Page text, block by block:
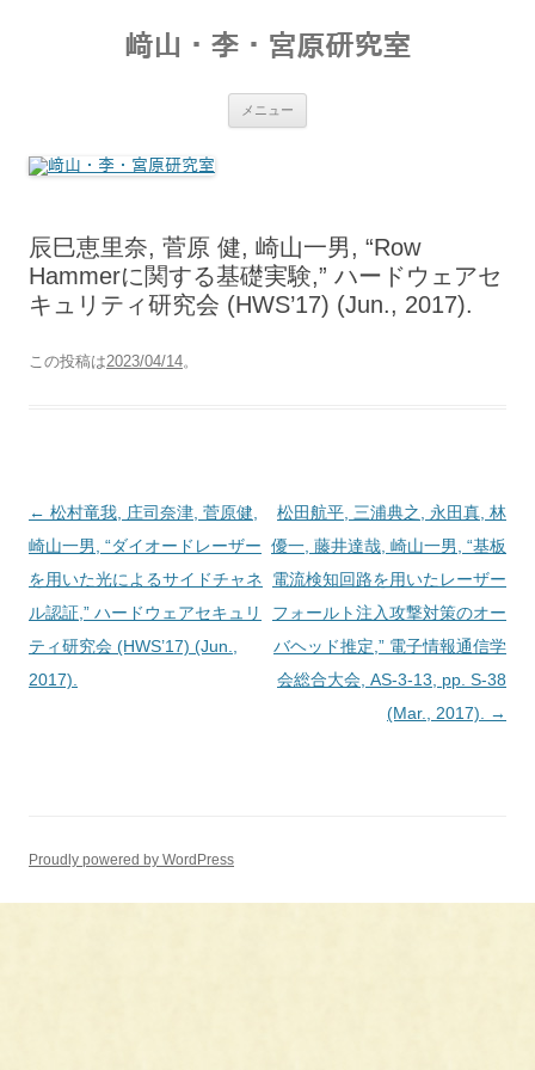
プ
﨑山・李・宮原研究室
メニュー
辰巳恵里奈, 菅原 健, 崎山一男, “Row
Hammerに関する基礎実験,” ハードウェアセ
キュリティ研究会 (HWS’17) (Jun., 2017).
この投稿は2023/04/14。
投
稿
ナ
ビ
ゲ
ー
← 松村竜我, 庄司奈津, 菅原健,
崎山一男, “ダイオードレーザー
を用いた光によるサイドチャネ
ル認証,” ハードウェアセキュリ
ティ研究会 (HWS’17) (Jun.,
2017).
松田航平, 三浦典之, 永田真, 林
優一, 藤井達哉, 崎山一男, “基板
電流検知回路を用いたレーザー
フォールト注入攻撃対策のオー
バヘッド推定,” 電子情報通信学
会総合大会, AS-3-13, pp. S-38
(Mar., 2017).
→
Proudly powered by WordPress